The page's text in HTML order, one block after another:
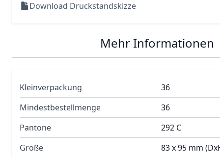
Download Druckstandskizze
Mehr Informationen
Kleinverpackung
36
Mindestbestellmenge
36
Pantone
292 C
Größe
83 x 95 mm